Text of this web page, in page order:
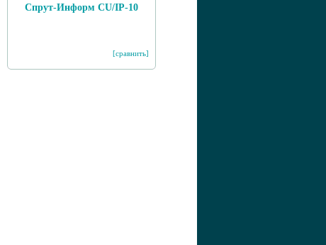
Спрут-Информ CU/IP-10
[сравнить]